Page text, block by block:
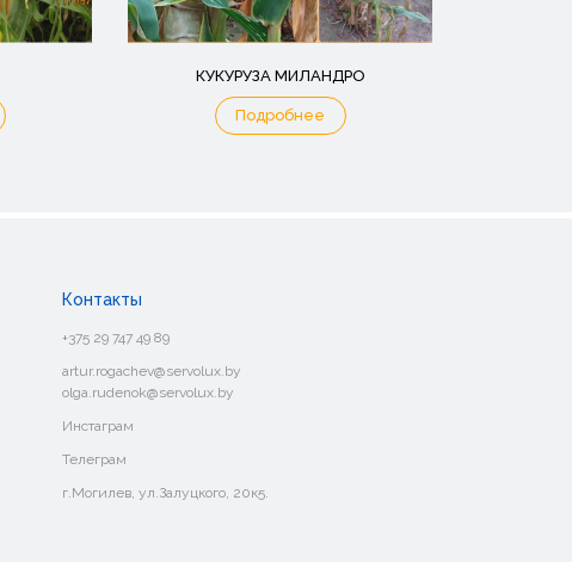
КУКУРУЗА МИЛАНДРО
Подробнее
Контакты
+375 29 747 49 89
artur.rogachev@servolux.by
olga.rudenok@servolux.by
Инстаграм
Телеграм
г.Могилев, ул.Залуцкого, 20к5.